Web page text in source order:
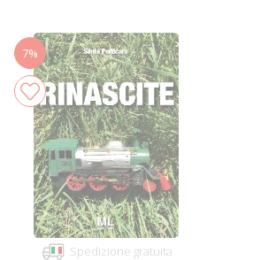
7%
Spedizione gratuita